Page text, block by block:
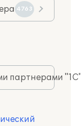
4763
партнерами